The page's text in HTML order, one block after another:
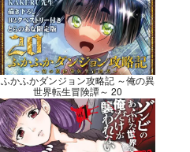
ふかふかダンジョン攻略記 ～俺の異
世界転生冒険譚～ 20